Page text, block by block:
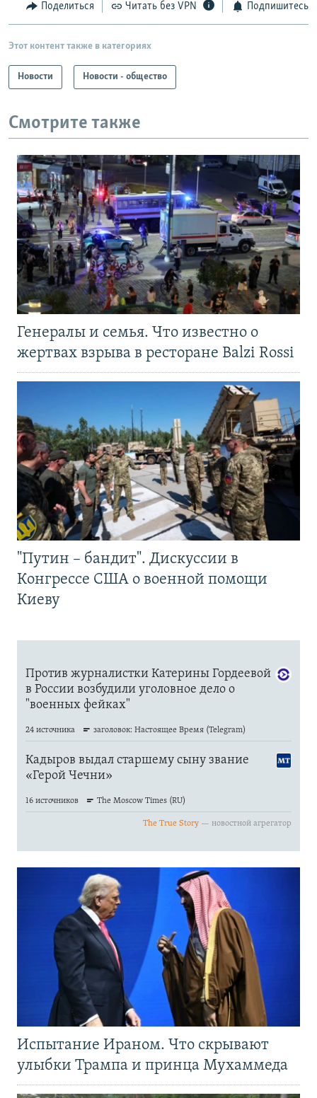
Поделиться Читать без VPN Подпишитесь
Этот контент также в категориях
Новости Новости - общество
Смотрите также
Генералы и семья. Что известно о
жертвах взрыва в ресторане Balzi Rossi
"Путин – бандит". Дискуссии в
Конгрессе США о военной помощи
Киеву
Испытание Ираном. Что скрывают
улыбки Трампа и принца Мухаммеда